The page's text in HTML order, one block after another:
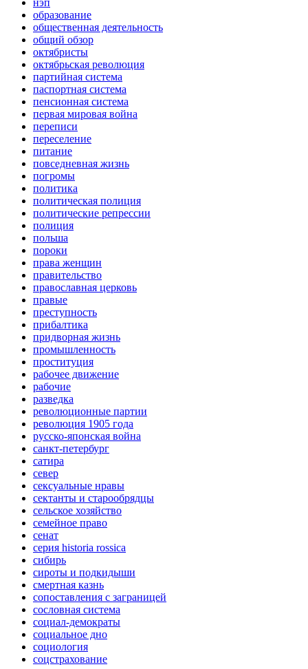
нэп
образование
общественная деятельность
общий обзор
октябристы
октябрьская революция
партийная система
паспортная система
пенсионная система
первая мировая война
переписи
переселение
питание
повседневная жизнь
погромы
политика
политическая полиция
политические репрессии
полиция
польша
пороки
права женщин
правительство
православная церковь
правые
преступность
прибалтика
придворная жизнь
промышленность
проституция
рабочее движение
рабочие
разведка
революционные партии
революция 1905 года
русско-японская война
санкт-петербург
сатира
север
сексуальные нравы
сектанты и старообрядцы
сельское хозяйство
семейное право
сенат
серия historia rossica
сибирь
сироты и подкидыши
смертная казнь
сопоставления с заграницей
сословная система
социал-демократы
социальное дно
социология
соцстрахование